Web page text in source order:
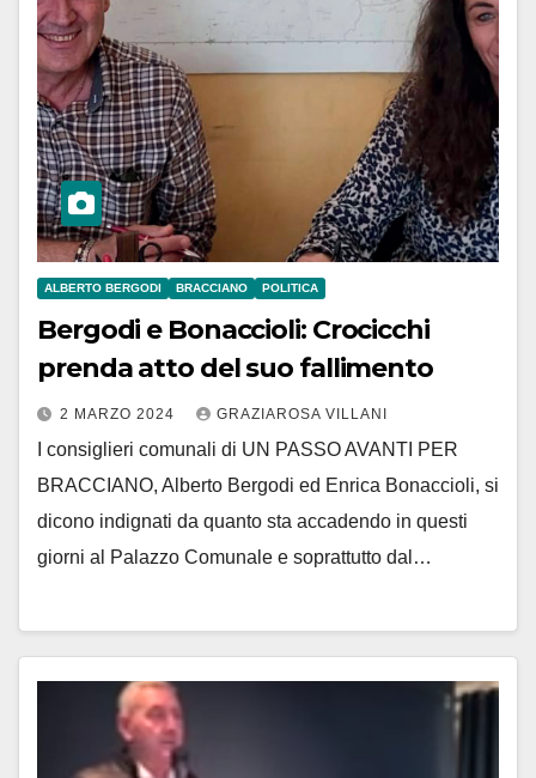
ALBERTO BERGODI BRACCIANO POLITICA
Bergodi e Bonaccioli: Crocicchi
prenda atto del suo fallimento
2 MARZO 2024 GRAZIAROSA VILLANI
I consiglieri comunali di UN PASSO AVANTI PER
BRACCIANO, Alberto Bergodi ed Enrica Bonaccioli, si
dicono indignati da quanto sta accadendo in questi
giorni al Palazzo Comunale e soprattutto dal…